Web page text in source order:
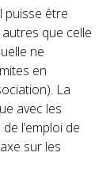
puisse être
que celle
ne
en
La
avec les
l’emploi de
sur les